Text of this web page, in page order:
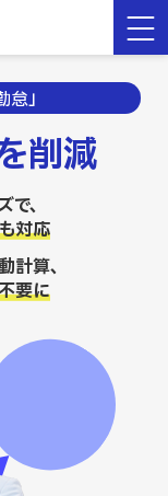
」
削減
、
対応
計算、
要に